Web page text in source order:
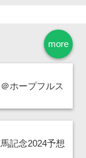
more
ホープフルス
記念2024予想